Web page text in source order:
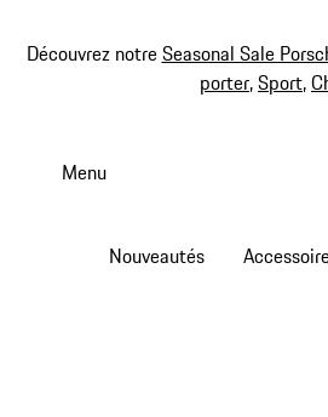
Découvrez notreSeasonal Sale
porter,Sport,
Menu
Nouveautés